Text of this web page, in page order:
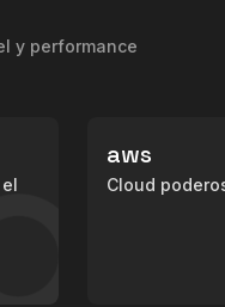
y performance
aws
Cloud